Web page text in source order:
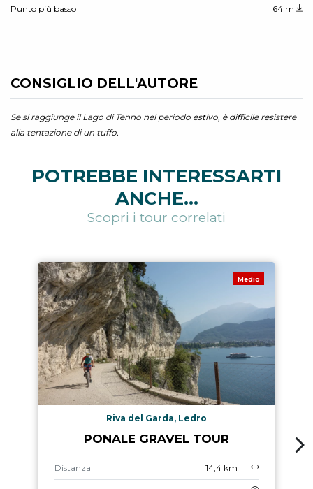
Punto più basso 64 m
CONSIGLIO DELL'AUTORE
Se si raggiunge il Lago di Tenno nel periodo estivo, è difficile resistere
alla tentazione di un tuffo.
POTREBBE INTERESSARTI
ANCHE...
Scopri i tour correlati
Medio
Riva del Garda, Ledro
PONALE GRAVEL TOUR
Distanza 14,4 km